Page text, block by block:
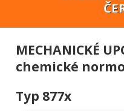
MECHANICKÉ
chemické
Typ 877x